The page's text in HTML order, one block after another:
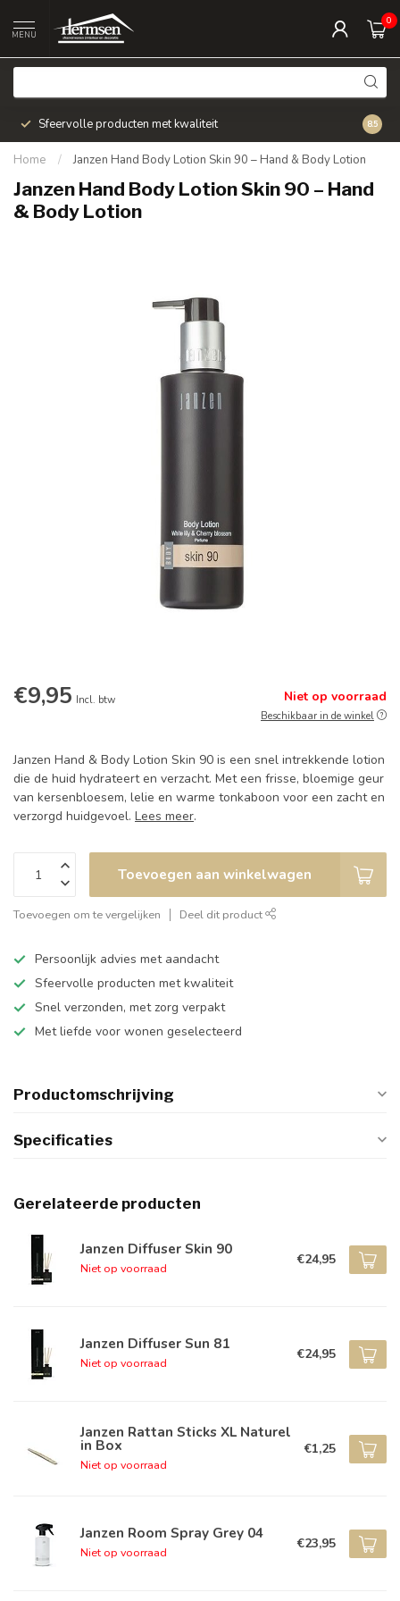
MENU
0
Sfeervolle producten met kwaliteit Snel
8.5
Home / Janzen Hand Body Lotion Skin 90 – Hand & Body Lotion
Janzen Hand Body Lotion Skin 90 – Hand
& Body Lotion
€9,95 Incl. btw Niet op voorraad
Beschikbaar in de winkel
Janzen Hand & Body Lotion Skin 90 is een snel intrekkende lotion
die de huid hydrateert en verzacht. Met een frisse, bloemige geur
van kersenbloesem, lelie en warme tonkaboon voor een zacht en
verzorgd huidgevoel. Lees meer.
Toevoegen aan winkelwagen
Toevoegen om te vergelijken Deel dit product
Persoonlijk advies met aandacht
Sfeervolle producten met kwaliteit
Snel verzonden, met zorg verpakt
Met liefde voor wonen geselecteerd
Productomschrijving
Specificaties
Gerelateerde producten
Janzen Diffuser Skin 90
Niet op voorraad
€24,95
Janzen Diffuser Sun 81
Niet op voorraad
€24,95
Janzen Rattan Sticks XL Naturel
in Box
Niet op voorraad
€1,25
Janzen Room Spray Grey 04
Niet op voorraad
€23,95